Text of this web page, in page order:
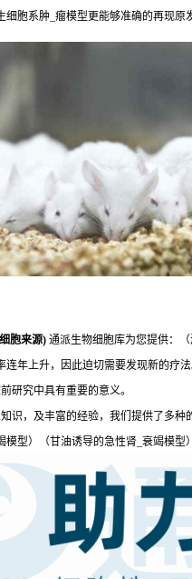
胞系肿_瘤模型更能够准确的再现原
胞来源) 通派生物细胞库为您提供：（
年上升，因此迫切需要发现新的疗法
研究中具有重要的意义。
识，及丰富的经验，我们提供了多
型）（甘油诱导的急性肾_衰竭模型